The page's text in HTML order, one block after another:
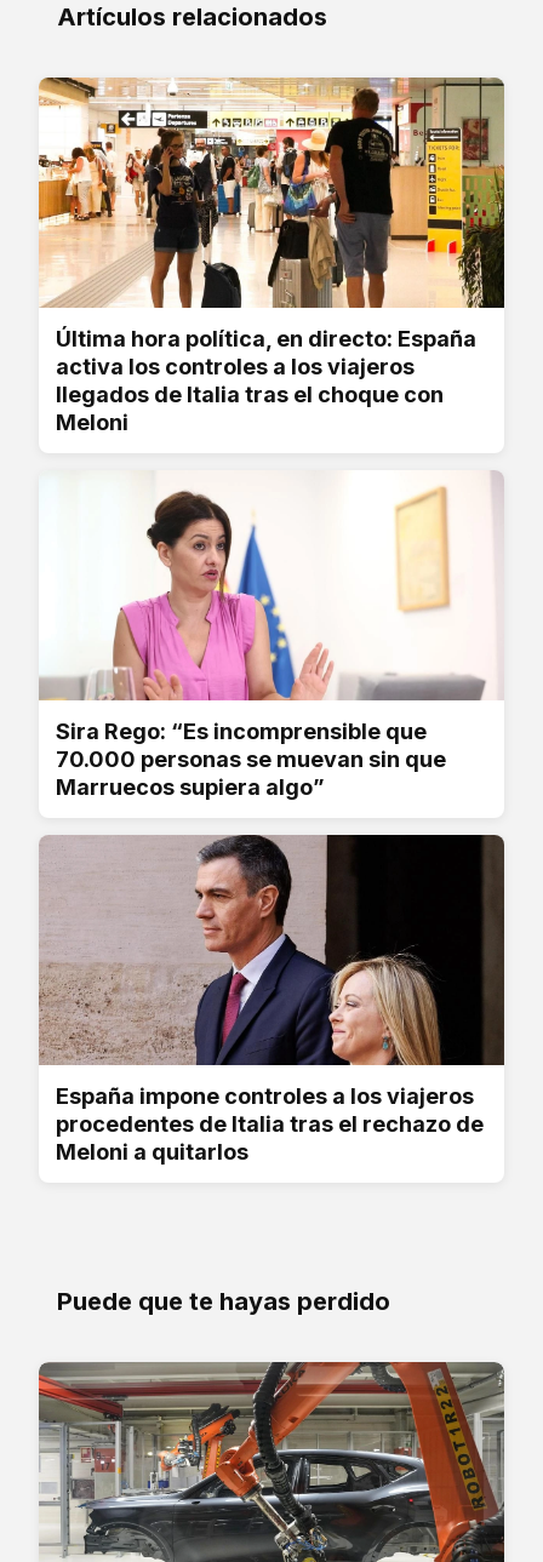
Artículos relacionados
Última hora política, en directo: España
activa los controles a los viajeros
llegados de Italia tras el choque con
Meloni
Sira Rego: “Es incomprensible que
70.000 personas se muevan sin que
Marruecos supiera algo”
España impone controles a los viajeros
procedentes de Italia tras el rechazo de
Meloni a quitarlos
Puede que te hayas perdido